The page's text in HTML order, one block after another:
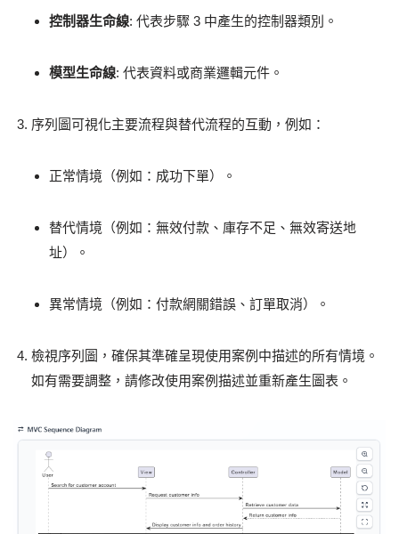
控制器生命線: 代表步驟 3 中產生的控制器類別。
模型生命線: 代表資料或商業邏輯元件。
序列圖可視化主要流程與替代流程的互動，例如：
正常情境（例如：成功下單）。
替代情境（例如：無效付款、庫存不足、無效寄送地
址）。
異常情境（例如：付款網關錯誤、訂單取消）。
檢視序列圖，確保其準確呈現使用案例中描述的所有情境。
如有需要調整，請修改使用案例描述並重新產生圖表。